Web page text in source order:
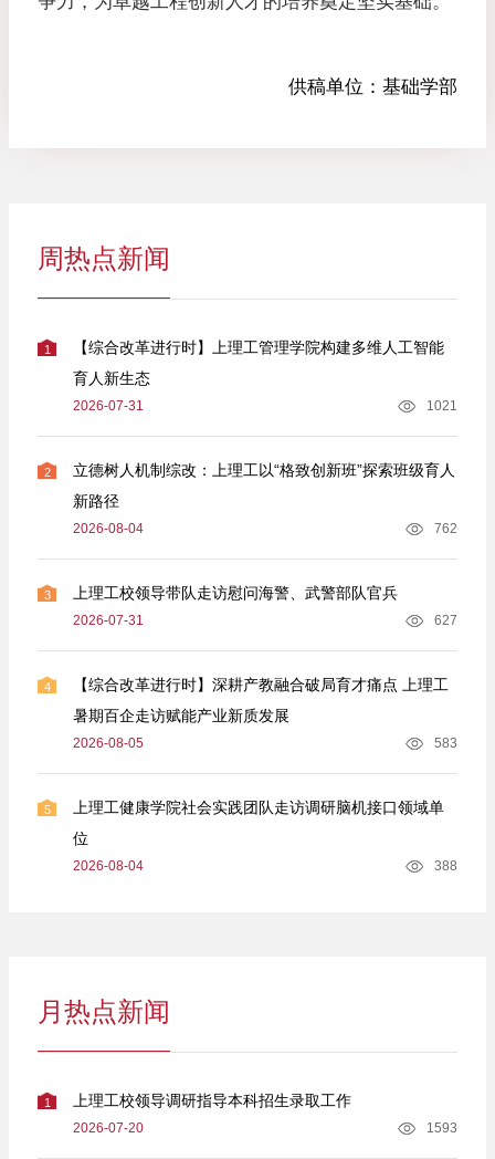
供稿单位： 基础学部
周热点新闻
1
【综合改革进行时】上理工管理学院构建多维人工智能
育人新生态
2026-07-31 1021
2
立德树人机制综改：上理工以“格致创新班”探索班级育人
新路径
2026-08-04 762
3 上理工校领导带队走访慰问海警、武警部队官兵
2026-07-31 627
4
【综合改革进行时】深耕产教融合破局育才痛点 上理工
暑期百企走访赋能产业新质发展
2026-08-05 583
5
上理工健康学院社会实践团队走访调研脑机接口领域单
位
2026-08-04 388
月热点新闻
1 上理工校领导调研指导本科招生录取工作
2026-07-20 1593